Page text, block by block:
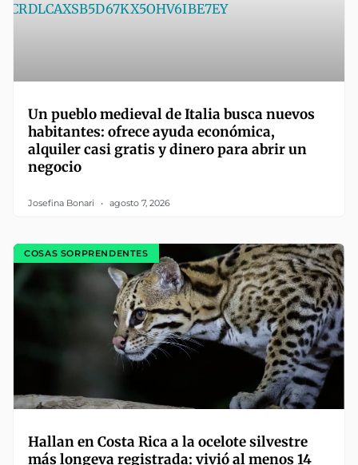
Un pueblo medieval de Italia busca nuevos
habitantes: ofrece ayuda económica,
alquiler casi gratis y dinero para abrir un
negocio
Josefina Bonari agosto 7, 2026
COSAS SORPRENDENTES
Hallan en Costa Rica a la ocelote silvestre
más longeva registrada: vivió al menos 14